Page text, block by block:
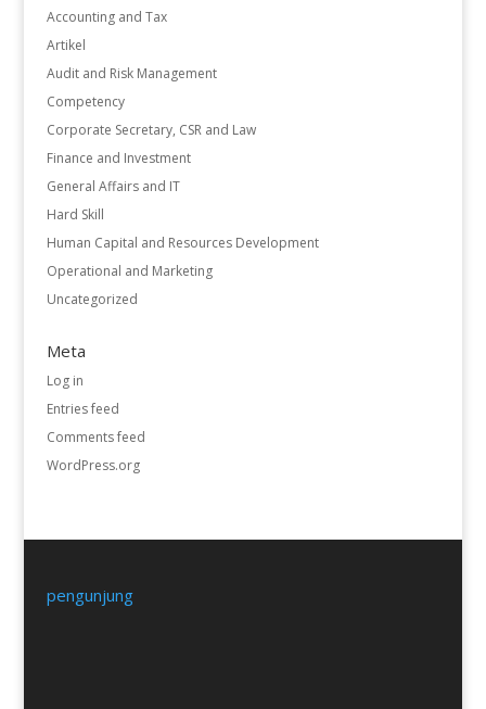
Accounting and Tax
Artikel
Audit and Risk Management
Competency
Corporate Secretary, CSR and Law
Finance and Investment
General Affairs and IT
Hard Skill
Human Capital and Resources Development
Operational and Marketing
Uncategorized
Meta
Log in
Entries feed
Comments feed
WordPress.org
pengunjung